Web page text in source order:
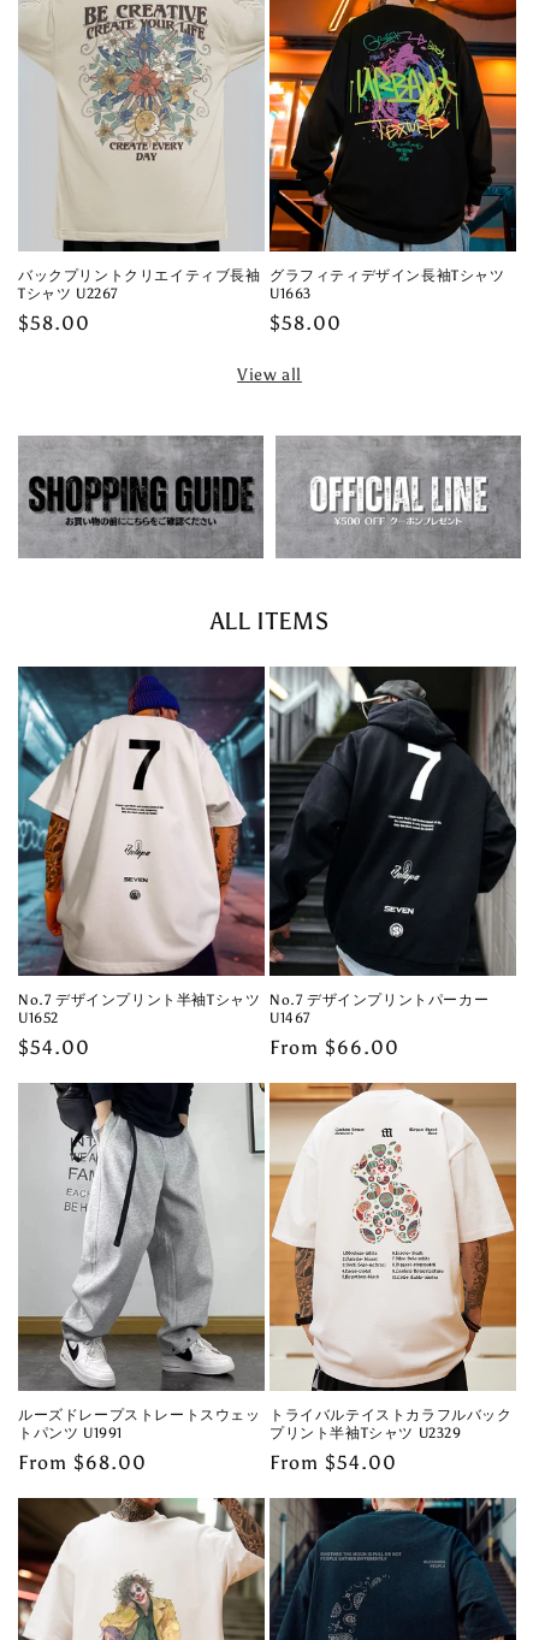
バックプリントクリエイティブ長袖
Tシャツ U2267
Regular
$58.00
グラフィティデザイン長袖Tシャツ
U1663
Regular
$58.00
View all
ALL ITEMS
No.7 デザインプリント半袖Tシャツ
U1652
Regular
$54.00
No.7 デザインプリントパーカー
U1467
Regular
From $66.00
ルーズドレープストレートスウェッ
トパンツ U1991
Regular
From $68.00
トライバルテイストカラフルバック
プリント半袖Tシャツ U2329
Regular
From $54.00